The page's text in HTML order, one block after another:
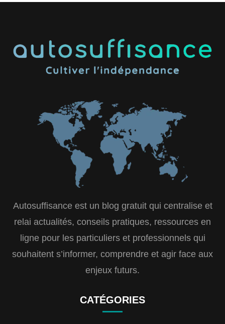
Autosuffisance est un blog gratuit qui centralise et
relai actualités, conseils pratiques, ressources en
ligne pour les particuliers et professionnels qui
souhaitent s’informer, comprendre et agir face aux
enjeux futurs.
CATÉGORIES